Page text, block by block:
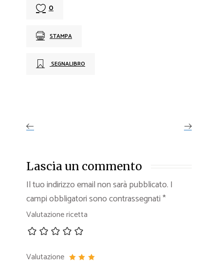
0
STAMPA
SEGNALIBRO
Lascia un commento
Il tuo indirizzo email non sarà pubblicato. I
campi obbligatori sono contrassegnati*
Valutazione ricetta
Valutazione